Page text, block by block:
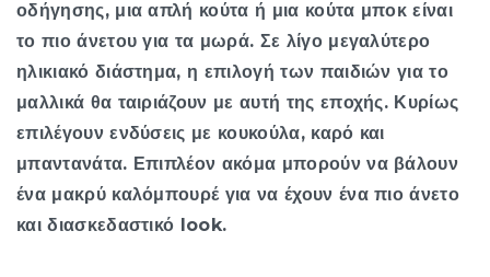
οδήγησης, μια απλή κούτα ή μια κούτα μποκ είναι
το πιο άνετου για τα μωρά. Σε λίγο μεγαλύτερο
ηλικιακό διάστημα, η επιλογή των παιδιών για το
μαλλικά θα ταιριάζουν με αυτή της εποχής. Κυρίως
επιλέγουν ενδύσεις με κουκούλα, καρό και
μπαντανάτα. Επιπλέον ακόμα μπορούν να βάλουν
ένα μακρύ καλόμπουρέ για να έχουν ένα πιο άνετο
και διασκεδαστικό look.